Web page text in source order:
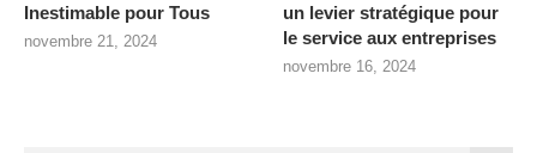
Inestimable pour Tous
novembre 21, 2024
un levier stratégique pour
le service aux entreprises
novembre 16, 2024